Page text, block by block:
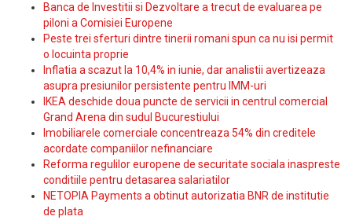
Banca de Investitii si Dezvoltare a trecut de evaluarea pe
piloni a Comisiei Europene
Peste trei sferturi dintre tinerii romani spun ca nu isi permit
o locuinta proprie
Inflatia a scazut la 10,4% in iunie, dar analistii avertizeaza
asupra presiunilor persistente pentru IMM-uri
IKEA deschide doua puncte de servicii in centrul comercial
Grand Arena din sudul Bucurestiului
Imobiliarele comerciale concentreaza 54% din creditele
acordate companiilor nefinanciare
Reforma regulilor europene de securitate sociala inaspreste
conditiile pentru detasarea salariatilor
NETOPIA Payments a obtinut autorizatia BNR de institutie
de plata